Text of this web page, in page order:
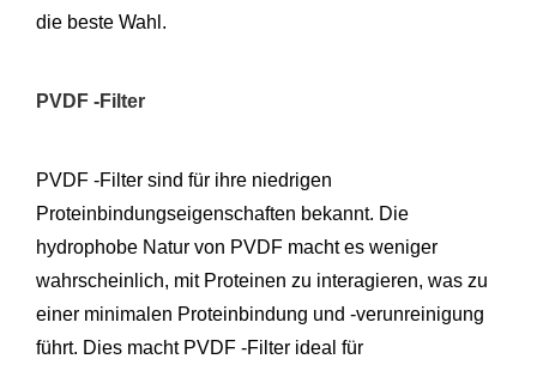
die beste Wahl.
PVDF -Filter
PVDF -Filter sind für ihre niedrigen
Proteinbindungseigenschaften bekannt. Die
hydrophobe Natur von PVDF macht es weniger
wahrscheinlich, mit Proteinen zu interagieren, was zu
einer minimalen Proteinbindung und -verunreinigung
führt. Dies macht PVDF -Filter ideal für